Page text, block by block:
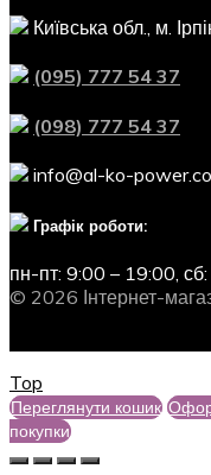
Київська обл., м.
(095) 777 54 37
(098) 777 54 37
info@al-ko-
Графік роботи:
пн-пт: 9:00 – 19:00,
© 2026 Інтернет-
Top
Переглянути кошик
покупки